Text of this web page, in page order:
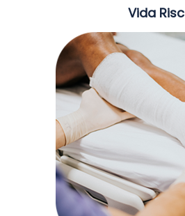
Vida Risc